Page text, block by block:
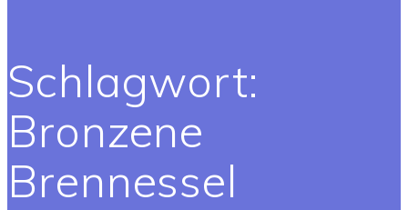
Schlagwort:
Bronzene
Brennessel